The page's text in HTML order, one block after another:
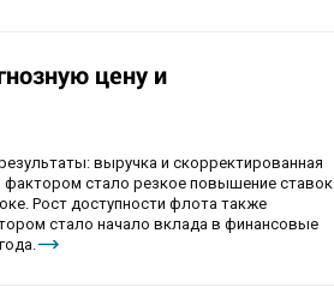
цену и
выручка и скорректированная
стало резкое повышение ставок
Рост доступности флота также
стало начало вклада в финансовые